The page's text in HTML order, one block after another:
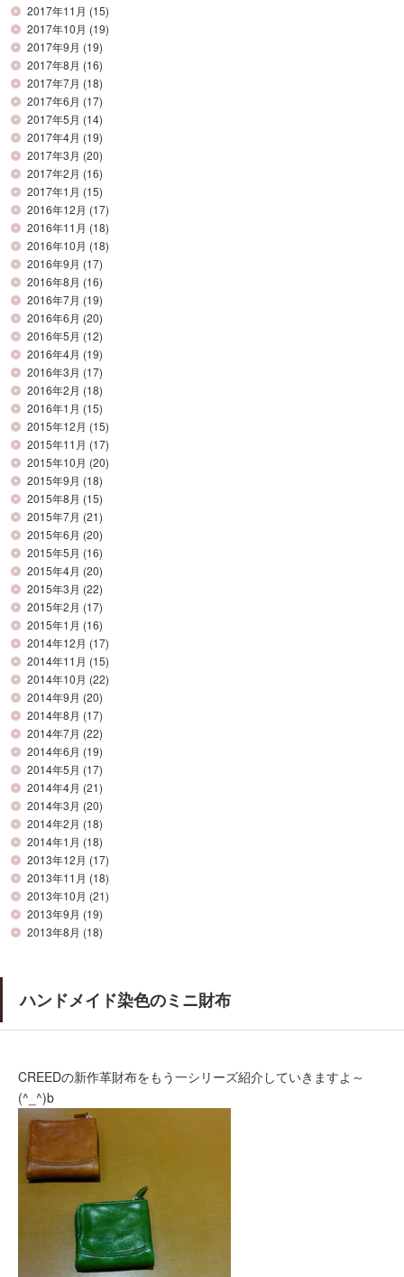
2017年11月 (15)
2017年10月 (19)
2017年9月 (19)
2017年8月 (16)
2017年7月 (18)
2017年6月 (17)
2017年5月 (14)
2017年4月 (19)
2017年3月 (20)
2017年2月 (16)
2017年1月 (15)
2016年12月 (17)
2016年11月 (18)
2016年10月 (18)
2016年9月 (17)
2016年8月 (16)
2016年7月 (19)
2016年6月 (20)
2016年5月 (12)
2016年4月 (19)
2016年3月 (17)
2016年2月 (18)
2016年1月 (15)
2015年12月 (15)
2015年11月 (17)
2015年10月 (20)
2015年9月 (18)
2015年8月 (15)
2015年7月 (21)
2015年6月 (20)
2015年5月 (16)
2015年4月 (20)
2015年3月 (22)
2015年2月 (17)
2015年1月 (16)
2014年12月 (17)
2014年11月 (15)
2014年10月 (22)
2014年9月 (20)
2014年8月 (17)
2014年7月 (22)
2014年6月 (19)
2014年5月 (17)
2014年4月 (21)
2014年3月 (20)
2014年2月 (18)
2014年1月 (18)
2013年12月 (17)
2013年11月 (18)
2013年10月 (21)
2013年9月 (19)
2013年8月 (18)
ハンドメイド染色のミニ財布
CREEDの新作革財布をもう一シリーズ紹介していきますよ～
(^_^)b